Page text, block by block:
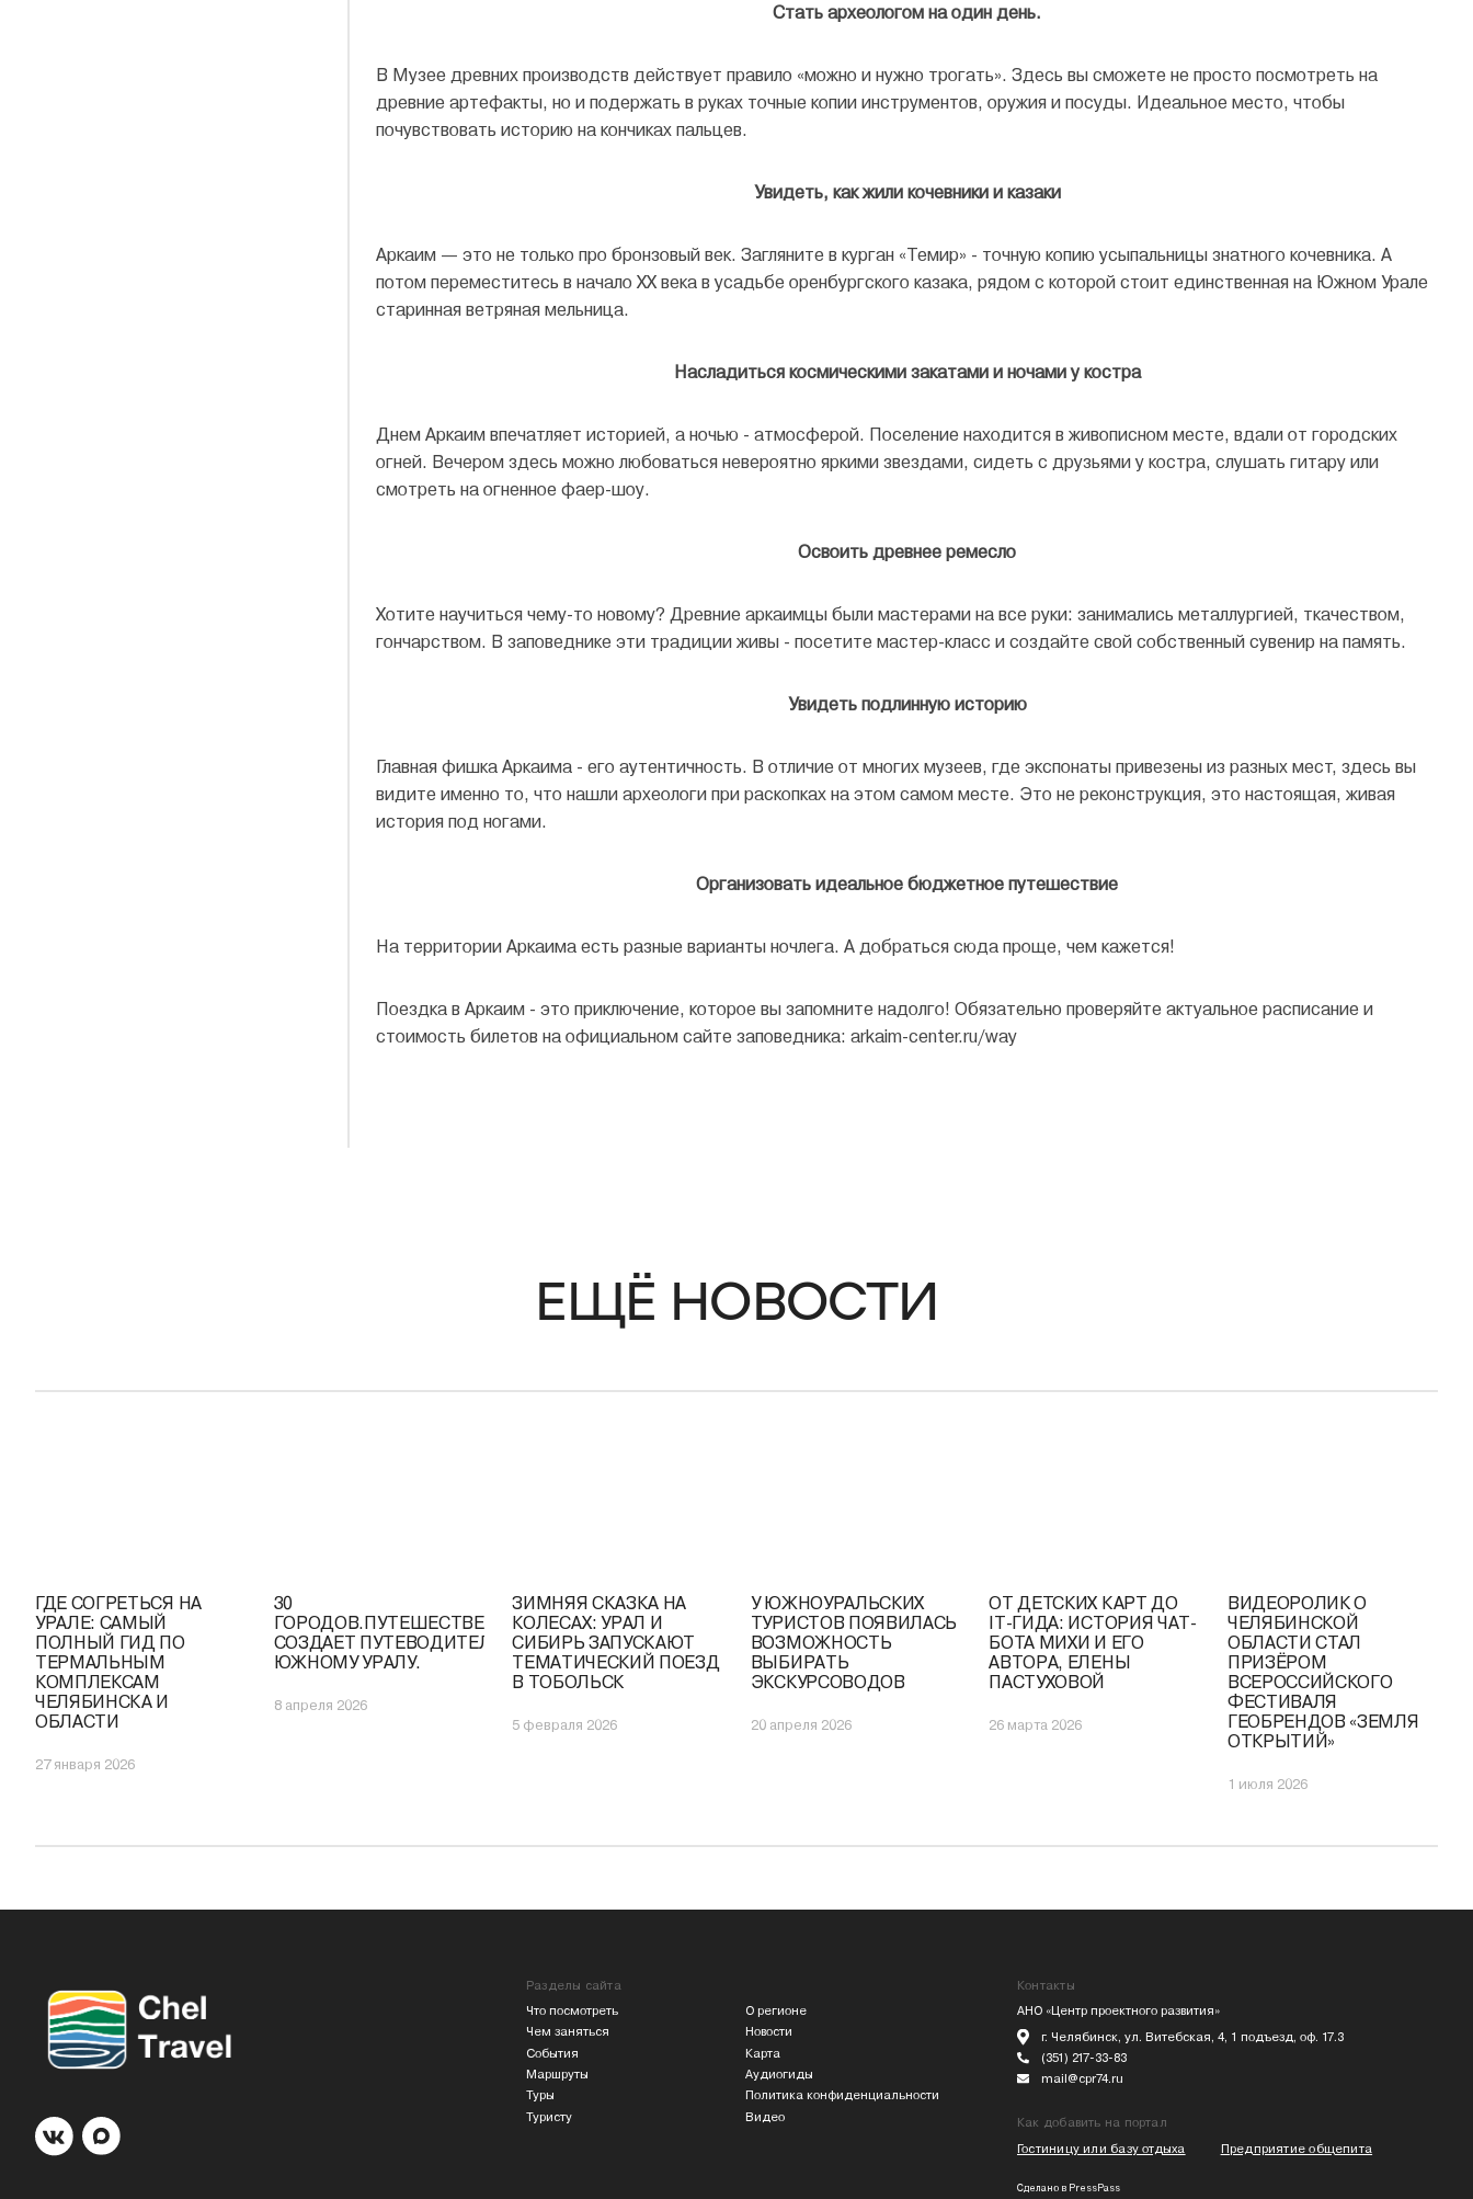
Стать археологом на один день.
В Музее древних производств действует правило «можно и нужно трогать». Здесь вы сможете не просто посмотреть на
древние артефакты, но и подержать в руках точные копии инструментов, оружия и посуды. Идеальное место, чтобы
почувствовать историю на кончиках пальцев.
Увидеть, как жили кочевники и казаки
Аркаим — это не только про бронзовый век. Загляните в курган «Темир» - точную копию усыпальницы знатного кочевника. А
потом переместитесь в начало XX века в усадьбе оренбургского казака, рядом с которой стоит единственная на Южном Урале
старинная ветряная мельница.
Насладиться космическими закатами и ночами у костра
Днем Аркаим впечатляет историей, а ночью - атмосферой. Поселение находится в живописном месте, вдали от городских
огней. Вечером здесь можно любоваться невероятно яркими звездами, сидеть с друзьями у костра, слушать гитару или
смотреть на огненное фаер-шоу.
Освоить древнее ремесло
Хотите научиться чему-то новому? Древние аркаимцы были мастерами на все руки: занимались металлургией, ткачеством,
гончарством. В заповеднике эти традиции живы - посетите мастер-класс и создайте свой собственный сувенир на память.
Увидеть подлинную историю
Главная фишка Аркаима - его аутентичность. В отличие от многих музеев, где экспонаты привезены из разных мест, здесь вы
видите именно то, что нашли археологи при раскопках на этом самом месте. Это не реконструкция, это настоящая, живая
история под ногами.
Организовать идеальное бюджетное путешествие
На территории Аркаима есть разные варианты ночлега. А добраться сюда проще, чем кажется!
Поездка в Аркаим - это приключение, которое вы запомните надолго! Обязательно проверяйте актуальное расписание и
стоимость билетов на официальном сайте заповедника: arkaim-center.ru/way
ЕЩЁ НОВОСТИ
ГДЕ СОГРЕТЬСЯ НА
УРАЛЕ: САМЫЙ
ПОЛНЫЙ ГИД ПО
ТЕРМАЛЬНЫМ
КОМПЛЕКСАМ
ЧЕЛЯБИНСКА И
ОБЛАСТИ
27 января 2026
30
ГОРОДОВ.ПУТЕШЕСТВЕННИЦА
СОЗДАЕТ ПУТЕВОДИТЕЛЬ ПО
ЮЖНОМУ УРАЛУ.
8 апреля 2026
ЗИМНЯЯ СКАЗКА НА
КОЛЕСАХ: УРАЛ И
СИБИРЬ ЗАПУСКАЮТ
ТЕМАТИЧЕСКИЙ ПОЕЗД
В ТОБОЛЬСК
5 февраля 2026
У ЮЖНОУРАЛЬСКИХ
ТУРИСТОВ ПОЯВИЛАСЬ
ВОЗМОЖНОСТЬ
ВЫБИРАТЬ
ЭКСКУРСОВОДОВ
20 апреля 2026
ОТ ДЕТСКИХ КАРТ ДО
IT-ГИДА: ИСТОРИЯ ЧАТ-
БОТА МИХИ И ЕГО
АВТОРА, ЕЛЕНЫ
ПАСТУХОВОЙ
26 марта 2026
ВИДЕОРОЛИК О
ЧЕЛЯБИНСКОЙ
ОБЛАСТИ СТАЛ
ПРИЗЁРОМ
ВСЕРОССИЙСКОГО
ФЕСТИВАЛЯ
ГЕОБРЕНДОВ «ЗЕМЛЯ
ОТКРЫТИЙ»
1 июля 2026
Разделы сайта
Что посмотреть
Чем заняться
События
Маршруты
Туры
Туристу
О регионе
Новости
Карта
Аудиогиды
Политика конфиденциальности
Видео
Контакты
АНО «Центр проектного развития»
г. Челябинск, ул. Витебская, 4, 1 подъезд, оф. 17.3
(351) 217-33-83
mail@cpr74.ru
Как добавить на портал
Гостиницу или базу отдыха
Предприятие общепита
Сделано в PressPass